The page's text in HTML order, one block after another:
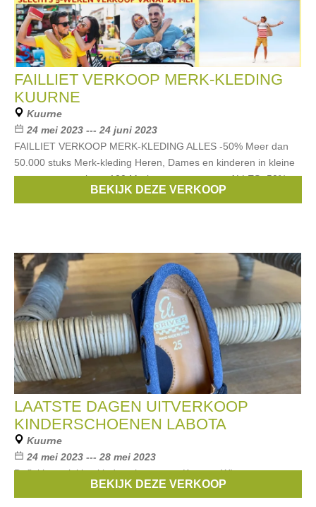
FAILLIET VERKOOP MERK-KLEDING
KUURNE
Kuurne
24 mei 2023 --- 24 juni 2023
FAILLIET VERKOOP MERK-KLEDING ALLES -50% Meer dan
50.000 stuks Merk-kleding Heren, Dames en kinderen in kleine
en grote maten in ca 100 Merken en meteen op ALLES -50% op
de originele verkoopprijzen. OPEN
BEKIJK DEZE VERKOOP
LAATSTE DAGEN UITVERKOOP
KINDERSCHOENEN LABOTA
Kuurne
24 mei 2023 --- 28 mei 2023
Definitieve sluiting kinderschoenen te Kuurne. WInter- en
zomerschoenen: 15-25-35 €BEKIJK DEZE VERKOOP